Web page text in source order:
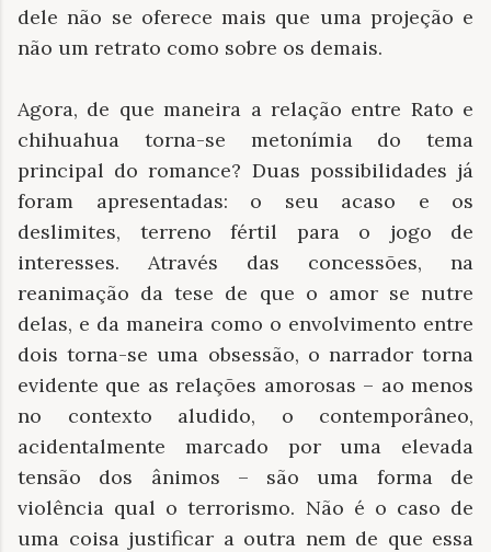
dele não se oferece mais que uma projeção e
não um retrato como sobre os demais.
Agora, de que maneira a relação entre Rato e
chihuahua torna-se metonímia do tema
principal do romance? Duas possibilidades já
foram apresentadas: o seu acaso e os
deslimites, terreno fértil para o jogo de
interesses. Através das concessões, na
reanimação da tese de que o amor se nutre
delas, e da maneira como o envolvimento entre
dois torna-se uma obsessão, o narrador torna
evidente que as relações amorosas – ao menos
no contexto aludido, o contemporâneo,
acidentalmente marcado por uma elevada
tensão dos ânimos – são uma forma de
violência qual o terrorismo. Não é o caso de
uma coisa justificar a outra nem de que essa